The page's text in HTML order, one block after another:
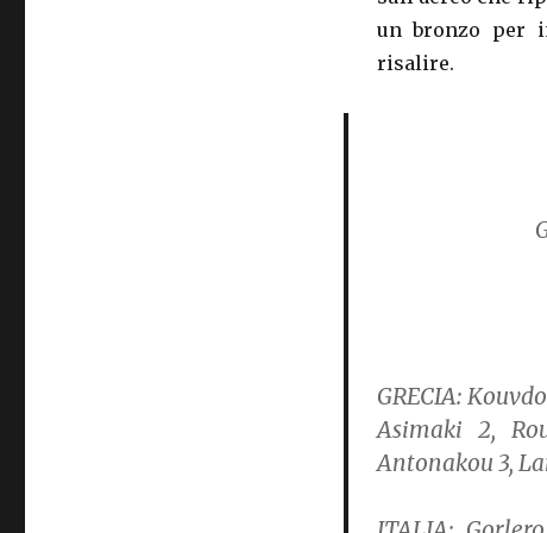
un bronzo per
risalire.
GRECIA:
Asimaki 2,
Antonakou 3,